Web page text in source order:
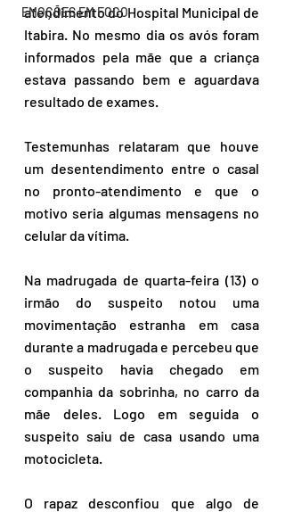
EMOÇÕES EM FOCO
atendimento do Hospital Municipal de
Itabira. No mesmo dia os avós foram
informados pela mãe que a criança
estava passando bem e aguardava
resultado de exames.
Testemunhas relataram que houve
um desentendimento entre o casal
no pronto-atendimento e que o
motivo seria algumas mensagens no
celular da vítima.
Na madrugada de quarta-feira (13) o
irmão do suspeito notou uma
movimentação estranha em casa
durante a madrugada e percebeu que
o suspeito havia chegado em
companhia da sobrinha, no carro da
mãe deles. Logo em seguida o
suspeito saiu de casa usando uma
motocicleta.
O rapaz desconfiou que algo de